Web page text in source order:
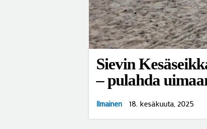
Sievin
– pulahda
Ilmainen 18. kesäkuuta, 2025